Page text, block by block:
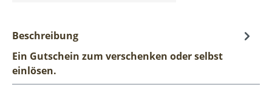
Beschreibung
Ein Gutschein zum verschenken oder selbst
einlösen.